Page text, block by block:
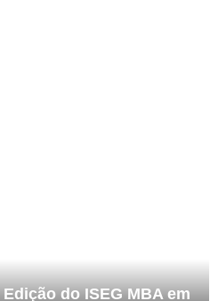
do ISEG MBA em